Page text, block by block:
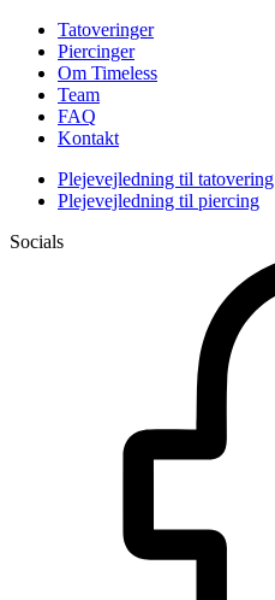
Tatoveringer
Piercinger
Om Timeless
Team
FAQ
Kontakt
Plejevejledning til tatovering
Plejevejledning til piercing
Socials